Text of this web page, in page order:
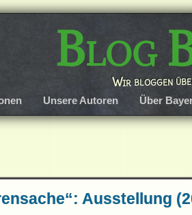
Blog
Wir bloggen
Unsere Autoren Über
Ausstellung